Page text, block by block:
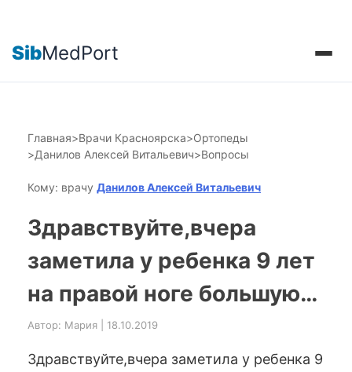
SibMedPort
Главная>Врачи Красноярска>Ортопеды
>Данилов Алексей Витальевич>Вопросы
Кому: врачу Данилов Алексей Витальевич
Здравствуйте,вчера
заметила у ребенка 9 лет
на правой ноге большую…
Автор: Мария | 18.10.2019
Здравствуйте,вчера заметила у ребенка 9